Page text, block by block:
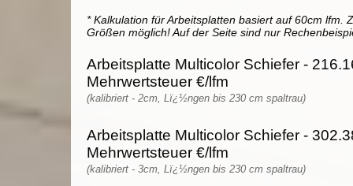
* Kalkulation für Arbeitsplatten basiert auf 60cm lfm.
Größen möglich! Auf der Seite sind nur
Arbeitsplatte Multicolor Schiefer -
Mehrwertsteuer €/lfm
(kalibriert - 2cm, Lï¿½ngen bis 230 cm spaltrau)
Arbeitsplatte Multicolor Schiefer -
Mehrwertsteuer €/lfm
(kalibriert - 3cm, Lï¿½ngen bis 230 cm spaltrau)